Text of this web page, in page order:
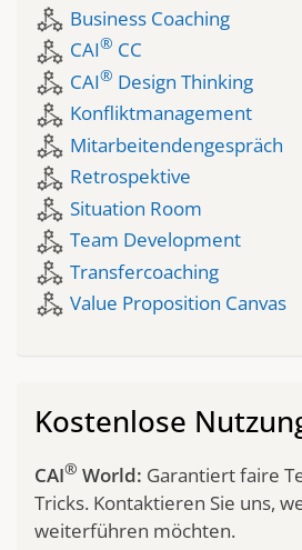
component_exchange Business Coaching
component_exchange CAI® CC
component_exchange CAI® Design Thinking
component_exchange Konfliktmanagement
component_exchange Mitarbeitendengespräch
component_exchange Retrospektive
component_exchange Situation Room
component_exchange Team Development
component_exchange Transfercoaching
component_exchange Value Proposition Canvas
Kostenlose
CAI® World: Garantiert faire
Tricks. Kontaktieren Sie uns,
weiterführen möchten.